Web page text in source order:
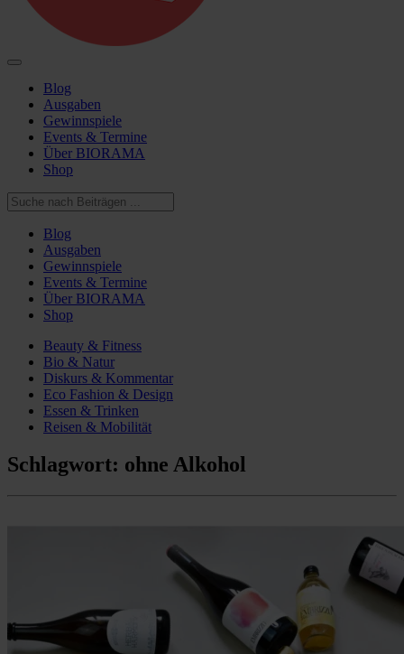
Blog
Ausgaben
Gewinnspiele
Events & Termine
Über BIORAMA
Shop
Blog
Ausgaben
Gewinnspiele
Events & Termine
Über BIORAMA
Shop
Beauty & Fitness
Bio & Natur
Diskurs & Kommentar
Eco Fashion & Design
Essen & Trinken
Reisen & Mobilität
Schlagwort: ohne Alkohol